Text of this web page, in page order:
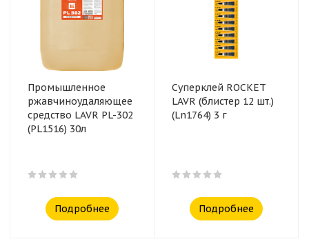
Промышленное
ржавчиноудаляющее
средство LAVR PL-302
(PL1516) 30л
Подробнее
Суперклей ROCKET
LAVR (блистер 12 шт.)
(Ln1764) 3 г
Подробнее